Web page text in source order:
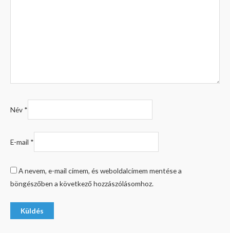
Név *
E-mail *
A nevem, e-mail címem, és weboldalcímem mentése a
böngészőben a következő hozzászólásomhoz.